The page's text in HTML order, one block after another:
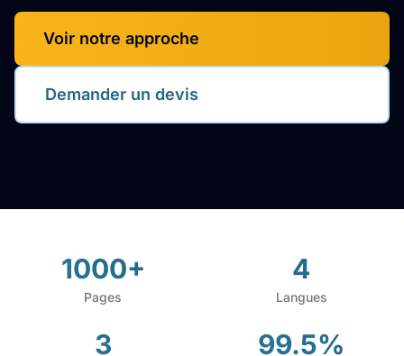
Voir notre approche
Demander un devis
1000+
Pages
4
Langues
3 99.5%